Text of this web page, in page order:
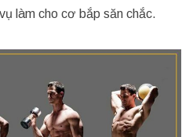
làm cho cơ bắp săn chắc.